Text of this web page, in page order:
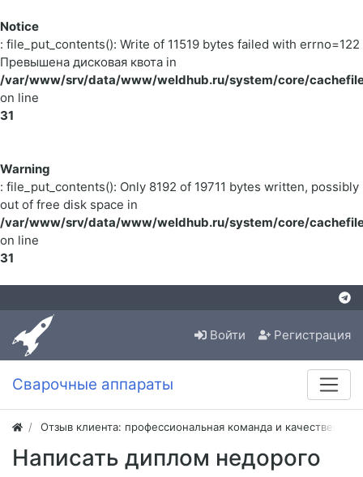
Notice
: file_put_contents(): Write of 11519 bytes failed with errno=122
Превышена дисковая квота in
/var/www/srv/data/www/weldhub.ru/system/core/
on line
31
Warning
: file_put_contents(): Only 8192 of 19711 bytes written, possibly
out of free disk space in
/var/www/srv/data/www/weldhub.ru/system/core/
on line
31
Войти Регистрация
Сварочные аппараты
Отзыв клиента: профессиональная команда и
Написать диплом недорого